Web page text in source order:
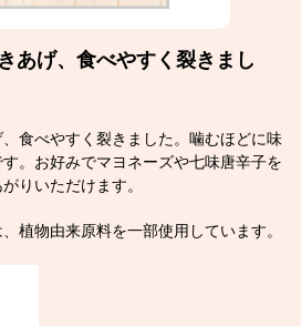
あげ、食べやすく裂きまし
食べやすく裂きました。噛むほどに味
。お好みでマヨネーズや七味唐辛子を
りいただけます。
植物由来原料を一部使用しています。